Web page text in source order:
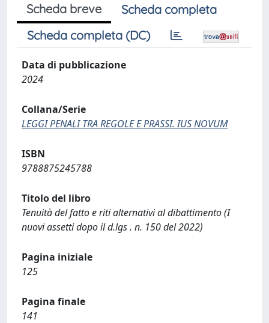
Scheda breve
Scheda completa
Scheda completa (DC)
Data di pubblicazione
2024
Collana/Serie
LEGGI PENALI TRA REGOLE E PRASSI. IUS NOVUM
ISBN
9788875245788
Titolo del libro
Tenuità del fatto e riti alternativi al dibattimento (I
nuovi assetti dopo il d.lgs . n. 150 del 2022)
Pagina iniziale
125
Pagina finale
141